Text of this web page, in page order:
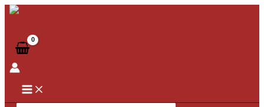
Skip
content
Post
Interior
CD2500
LASKOMEX
L8
Telefon